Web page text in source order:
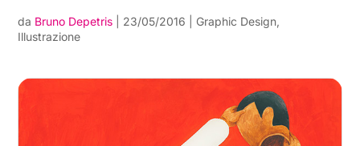
da Bruno Depetris 23/05/2016 Graphic Design,
Illustrazione